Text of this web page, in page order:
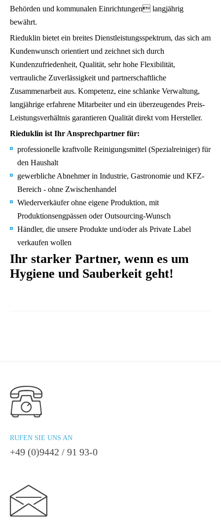
Behörden und kommunalen Einrichtungen langjährig
bewährt.
Rieduklin bietet ein breites Dienstleistungsspektrum, das sich am
Kundenwunsch orientiert und zeichnet sich durch
Kundenzufriedenheit, Qualität, sehr hohe Flexibilität,
vertrauliche Zuverlässigkeit und partnerschaftliche
Zusammenarbeit aus. Kompetenz, eine schlanke Verwaltung,
langjährige erfahrene Mitarbeiter und ein überzeugendes Preis-
Leistungsverhältnis garantieren Qualität direkt vom Hersteller.
Rieduklin ist Ihr Ansprechpartner für:
professionelle kraftvolle Reinigungsmittel (Spezialreiniger) für
den Haushalt
gewerbliche Abnehmer in Industrie, Gastronomie und KFZ-
Bereich - ohne Zwischenhandel
Wiederverkäufer ohne eigene Produktion, mit
Produktionsengpässen oder Outsourcing-Wunsch
Händler, die unsere Produkte und/oder als Private Label
verkaufen wollen
Ihr starker Partner, wenn es um
Hygiene und Sauberkeit geht!
RUFEN SIE UNS AN
+49 (0)9442 / 91 93-0